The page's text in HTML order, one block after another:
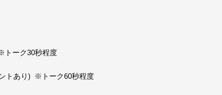
トーク30秒程度
トあり) ※トーク60秒程度